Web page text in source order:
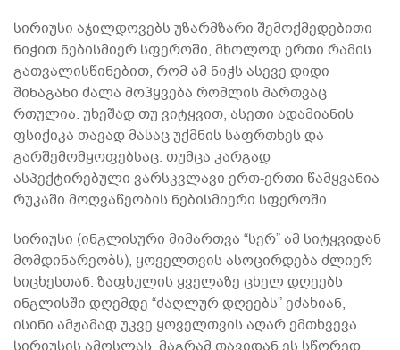
სირიუსი აჯილდოვებს უზარმზარი შემოქმედებითი
ნიჭით ნებისმიერ სფეროში, მხოლოდ ერთი რამის
გათვალისწინებით, რომ ამ ნიჭს ასევე დიდი
შინაგანი ძალა მოჰყვება რომლის მართვაც
რთულია. უხეშად თუ ვიტყვით, ასეთი ადამიანის
ფსიქიკა თავად მასაც უქმნის საფრთხეს და
გარშემომყოფებსაც. თუმცა კარგად
ასპექტირებული ვარსკვლავი ერთ-ერთი წამყვანია
რუკაში მოღვაწეობის ნებისმიერი სფეროში.
სირიუსი (ინგლისური მიმართვა “სერ” ამ სიტყვიდან
მომდინარეობს), ყოველთვის ასოცირდება ძლიერ
სიცხესთან. ზაფხულის ყველაზე ცხელ დღეებს
ინგლისში დღემდე “ძაღლურ დღეებს” ეძახიან,
ისინი ამჟამად უკვე ყოველთვის აღარ ემთხვევა